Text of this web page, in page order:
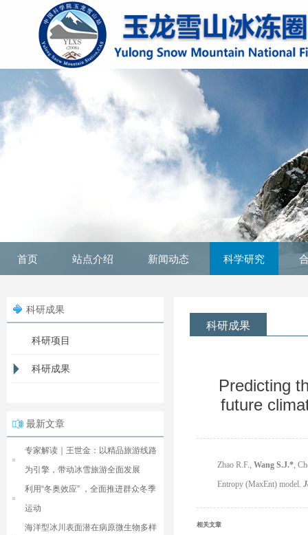
首页 站点介绍 新闻动态 科学研究
科研成果
科研项目
科研成果
最新文章
专家解读｜王世金：以精品旅游线路
为引擎，带动冰雪旅游全面发展
利用“冬奥效应” ，全面推进群众冬季
运动
海洋型冰川表面潜在病原微生物多样
科研成果
Predicting
future
Zhao R.F., Wang S.J.*,
Entropy (MaxEnt) model.
相关文章